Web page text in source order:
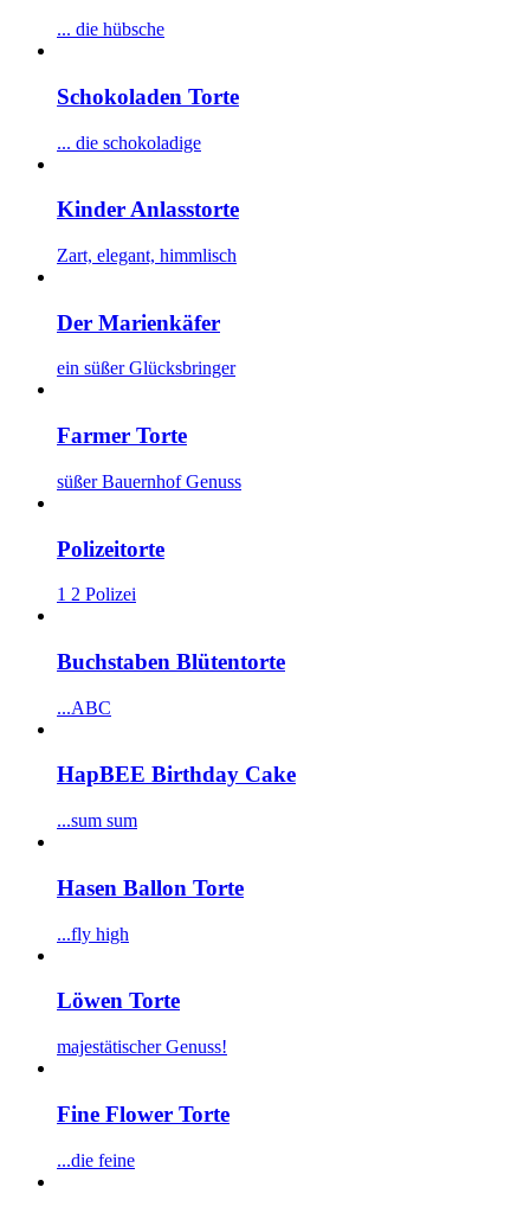
... die hübsche
Schokoladen Torte
... die schokoladige
Kinder Anlasstorte
Zart, elegant, himmlisch
Der Marienkäfer
ein süßer Glücksbringer
Farmer Torte
süßer Bauernhof Genuss
Polizeitorte
1 2 Polizei
Buchstaben Blütentorte
...ABC
HapBEE Birthday Cake
...sum sum
Hasen Ballon Torte
...fly high
Löwen Torte
majestätischer Genuss!
Fine Flower Torte
...die feine